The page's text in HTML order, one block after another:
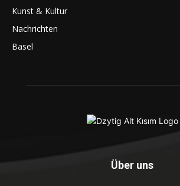
Kunst & Kultur
Nachrichten
Basel
Über uns